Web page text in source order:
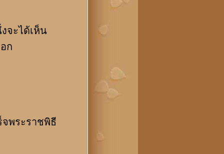
ะได้เห็น
ก
พระราชพิธี